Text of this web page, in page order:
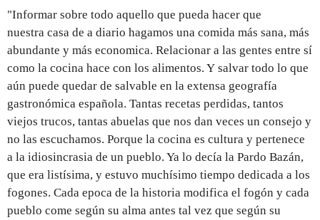
"Informar sobre todo aquello que pueda hacer que
nuestra casa de a diario hagamos una comida más sana, más
abundante y más economica. Relacionar a las gentes entre sí
como la cocina hace con los alimentos. Y salvar todo lo que
aún puede quedar de salvable en la extensa geografía
gastronómica española. Tantas recetas perdidas, tantos
viejos trucos, tantas abuelas que nos dan veces un consejo y
no las escuchamos. Porque la cocina es cultura y pertenece
a la idiosincrasia de un pueblo. Ya lo decía la Pardo Bazán,
que era listísima, y estuvo muchísimo tiempo dedicada a los
fogones. Cada epoca de la historia modifica el fogón y cada
pueblo come según su alma antes tal vez que según su